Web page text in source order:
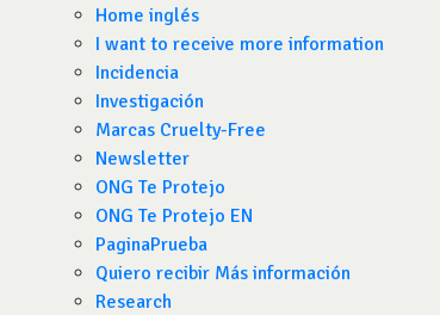
Home inglés
I want to receive more information
Incidencia
Investigación
Marcas Cruelty-Free
Newsletter
ONG Te Protejo
ONG Te Protejo EN
PaginaPrueba
Quiero recibir Más información
Research